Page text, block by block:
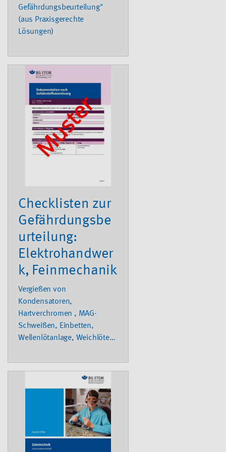
Gefährdungsbeurteilung"
(aus Praxisgerechte
Lösungen)
Checklisten zur
Gefährdungsbe
urteilung:
Elektrohandwer
k, Feinmechanik
Vergießen von
Kondensatoren,
Hartverchromen , MAG-
Schweißen, Einbetten,
Wellenlötanlage, Weichlöten
von Methylmethacrylat,
wassergemischten KSS,
Mauernutfräsen,
Dosensenken/Bohren/Stem
men, Manuelles Tränken von
Wicklungen, Störungen an
SF-6-Anlagen mit Gasaustritt,